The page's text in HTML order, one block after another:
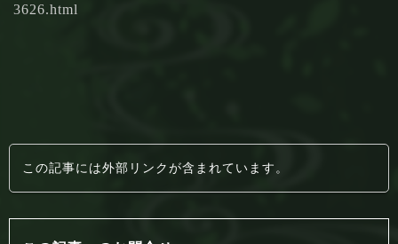
3626.html
この記事には外部リンクが含まれています。